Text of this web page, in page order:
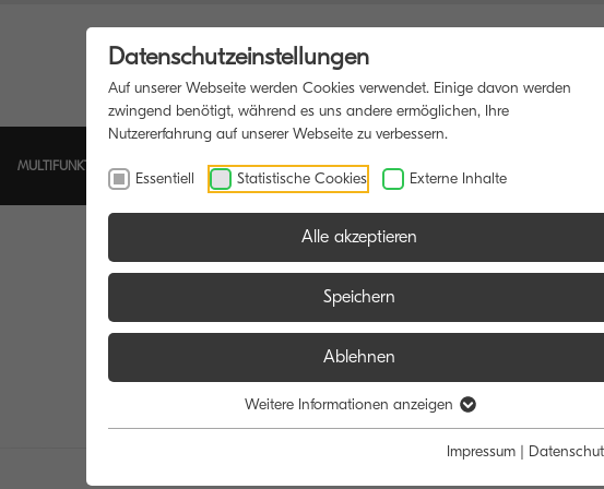
MULTIFUNKTIONSDRUCKER SOFTWARE BLOG
Datenschutzeinstellungen
Auf unserer Webseite werden Cookies verwendet. Einige davon werden
zwingend benötigt, während es uns andere ermöglichen, Ihre
Nutzererfahrung auf unserer Webseite zu verbessern.
Essentiell Statistische Cookies Externe Inhalte
Alle akzeptieren
Speichern
Ablehnen
Weitere Informationen anzeigen
Impressum |